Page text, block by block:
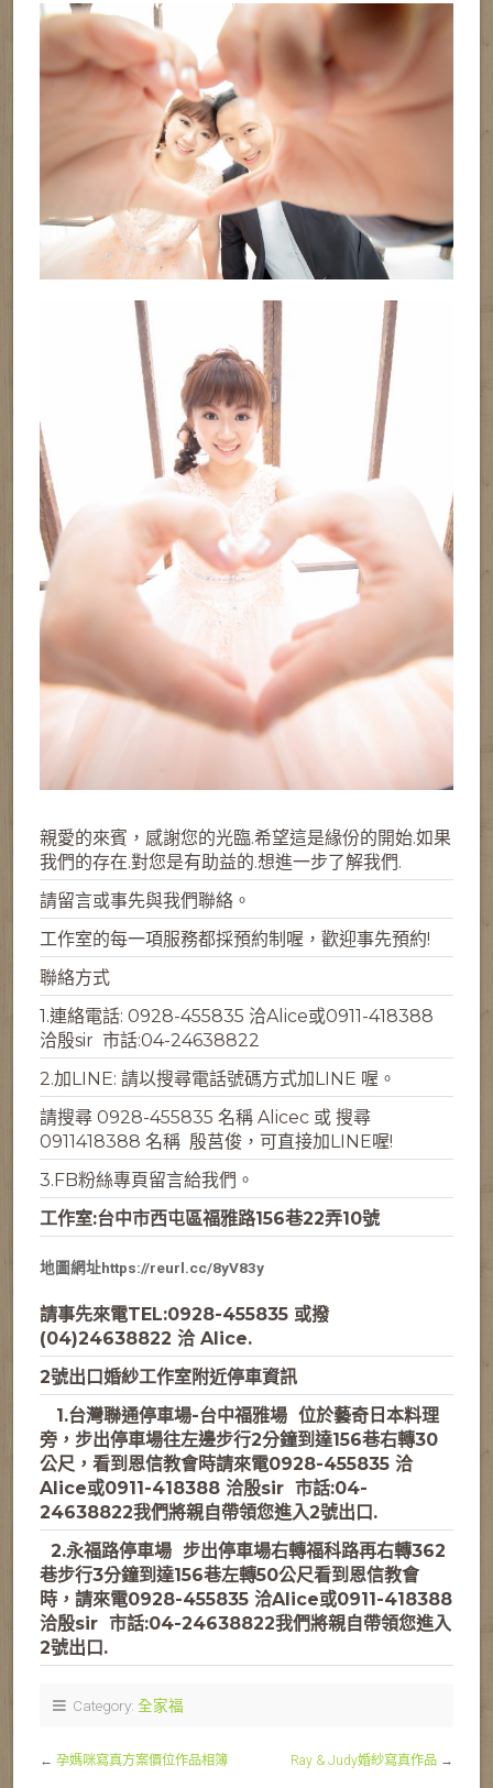
親愛的來賓，感謝您的光臨.希望這是緣份的開始.如果
我們的存在.對您是有助益的.想進一步了解我們.
請留言或事先與我們聯絡。
工作室的每一項服務都採預約制喔，歡迎事先預約!
聯絡方式
1.連絡電話: 0928-455835 洽Alice或0911-418388
洽殷sir 市話:04-24638822
2.加LINE: 請以搜尋電話號碼方式加LINE 喔。
請搜尋 0928-455835 名稱 Alicec 或 搜尋
0911418388 名稱 殷莒俊，可直接加LINE喔!
3.FB粉絲專頁留言給我們。
工作室:台中市西屯區福雅路156巷22弄10號
地圖網址https://reurl.cc/8yV83y
請事先來電TEL:0928-455835 或撥
(04)24638822 洽 Alice.
2號出口婚紗工作室附近停車資訊
1.台灣聯通停車場-台中福雅場 位於藝奇日本料理
旁，步出停車場往左邊步行2分鐘到達156巷右轉30
公尺，看到恩信教會時請來電0928-455835 洽
Alice或0911-418388 洽殷sir 市話:04-
24638822我們將親自帶領您進入2號出口.
2.永福路停車場 步出停車場右轉福科路再右轉362
巷步行3分鐘到達156巷左轉50公尺看到恩信教會
時，請來電0928-455835 洽Alice或0911-418388
洽殷sir 市話:04-24638822我們將親自帶領您進入
2號出口.
Category: 全家福
← 孕媽咪寫真方案價位作品相簿 Ray & Judy婚紗寫真作品 →